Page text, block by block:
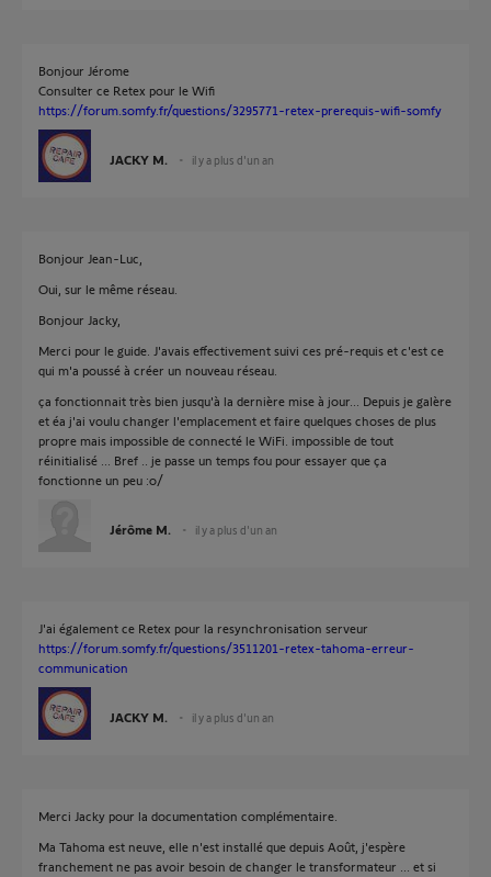
Bonjour Jérome
Consulter ce Retex pour le Wifi
https://forum.somfy.fr/questions/3295771-retex-prerequis-wifi-somfy
JACKY M. il y a plus d'un an
Bonjour Jean-Luc,
Oui, sur le même réseau.
Bonjour Jacky,
Merci pour le guide. J'avais effectivement suivi ces pré-requis et c'est ce
qui m'a poussé à créer un nouveau réseau.
ça fonctionnait très bien jusqu'à la dernière mise à jour... Depuis je galère
et éa j'ai voulu changer l'emplacement et faire quelques choses de plus
propre mais impossible de connecté le WiFi. impossible de tout
réinitialisé ... Bref .. je passe un temps fou pour essayer que ça
fonctionne un peu :o/
Jérôme M. il y a plus d'un an
J'ai également ce Retex pour la resynchronisation serveur
https://forum.somfy.fr/questions/3511201-retex-tahoma-erreur-
communication
JACKY M. il y a plus d'un an
Merci Jacky pour la documentation complémentaire.
Ma Tahoma est neuve, elle n'est installé que depuis Août, j'espère
franchement ne pas avoir besoin de changer le transformateur ... et si